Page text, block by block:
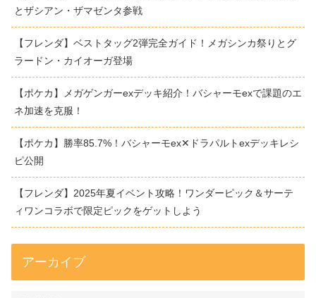
とザシアン・ザマゼンタ参戦
【フレンダ】ベストタッグ2弾完全ガイド！メガシンカ祭りとグ
ラードン・カイオーガ登場
【ポケカ】メガゲンガーexデッキ紹介！バシャーモexで課題のエ
ネ加速を克服！
【ポケカ】勝率85.7%！バシャーモex✕ドラパルトexデッキレシ
ピ公開
【フレンダ】2025年夏イベント攻略！ワンダーピック＆サーテ
ィワンコラボで限定ピックをゲットしよう
アーカイブ